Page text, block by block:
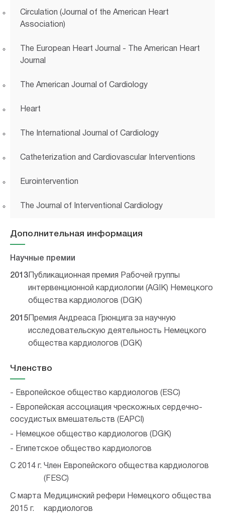
Circulation (Journal of the American Heart
Association)
The European Heart Journal - The American Heart
Journal
The American Journal of Cardiology
Heart
The International Journal of Cardiology
Catheterization and Cardiovascular Interventions
Eurointervention
The Journal of Interventional Cardiology
Дополнительная информация
Научные премии
2013 Публикационная премия Рабочей группы
интервенционной кардиологии (AGIK) Немецкого
общества кардиологов (DGK)
2015 Премия Андреаса Грюнцига за научную
исследовательскую деятельность Немецкого
общества кардиологов (DGK)
Членство
- Европейское общество кардиологов (ESC)
- Европейская ассоциация чрескожных сердечно-
сосудистых вмешательств (EAPCI)
- Немецкое общество кардиологов (DGK)
- Египетское общество кардиологов
С 2014 г. Член Европейского общества кардиологов
(FESC)
С марта
2015 г.
Медицинский рефери Немецкого общества
кардиологов